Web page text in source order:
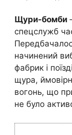
Щури-бомби
спецслужб
начинений
фабрик і
щура,
вогонь, що
не було